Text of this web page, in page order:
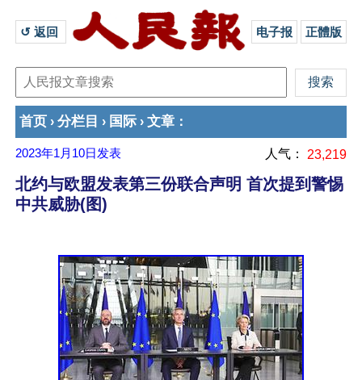
↺ 返回 电子报 正體版
首页 › 分栏目 › 国际 › 文章 ：
2023年1月10日 发表 人气： 23,219
北约与欧盟发表第三份联合声明 首次提到警惕
中共威胁(图)